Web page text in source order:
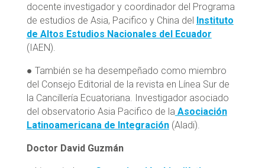
docente investigador y coordinador del Programa
de estudios de Asia, Pacifico y China del
Instituto
de Altos Estudios Nacionales del Ecuador
(IAEN).
● También se ha desempeñado como miembro
del Consejo Editorial de la revista en Línea Sur de
la Cancillería Ecuatoriana. Investigador asociado
del observatorio Asia Pacifico de la Asociación
Latinoamericana de Integración(Aladi).
Doctor David Guzmán